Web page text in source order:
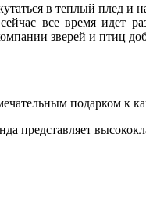
в теплый
все время идет
зверей и птиц
подарком к
представляет